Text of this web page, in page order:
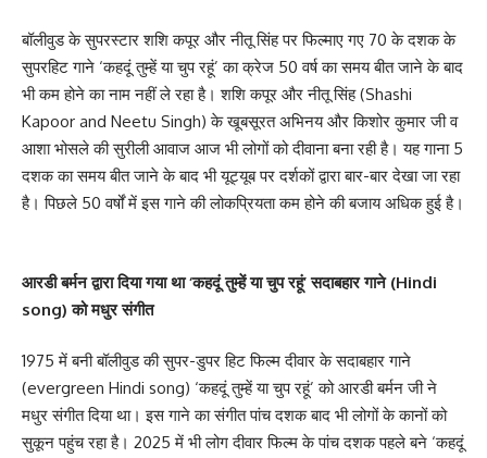
बॉलीवुड के सुपरस्टार शशि कपूर और नीतू सिंह पर फिल्माए गए 70 के दशक के
सुपरहिट गाने ‘कहदूं तुम्हें या चुप रहूं’ का क्रेज 50 वर्ष का समय बीत जाने के बाद
भी कम होने का नाम नहीं ले रहा है। शशि कपूर और नीतू सिंह (Shashi
Kapoor and Neetu Singh) के खूबसूरत अभिनय और किशोर कुमार जी व
आशा भोसले की सुरीली आवाज आज भी लोगों को दीवाना बना रही है। यह गाना 5
दशक का समय बीत जाने के बाद भी यूट्यूब पर दर्शकों द्वारा बार-बार देखा जा रहा
है। पिछले 50 वर्षों में इस गाने की लोकप्रियता कम होने की बजाय अधिक हुई है।
आरडी बर्मन द्वारा दिया गया था ‘कहदूं तुम्हें या चुप रहूं’ सदाबहार गाने (Hindi
song) को मधुर संगीत
1975 में बनी बॉलीवुड की सुपर-डुपर हिट फिल्म दीवार के सदाबहार गाने
(evergreen Hindi song) ‘कहदूं तुम्हें या चुप रहूं’ को आरडी बर्मन जी ने
मधुर संगीत दिया था। इस गाने का संगीत पांच दशक बाद भी लोगों के कानों को
सुकून पहुंच रहा है। 2025 में भी लोग दीवार फिल्म के पांच दशक पहले बने ‘कहदूं